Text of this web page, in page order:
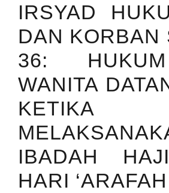
IRSYAD
DAN KORBAN
36:
WANITA
KETIKA
IBADAH
HARI ‘ARAFAH